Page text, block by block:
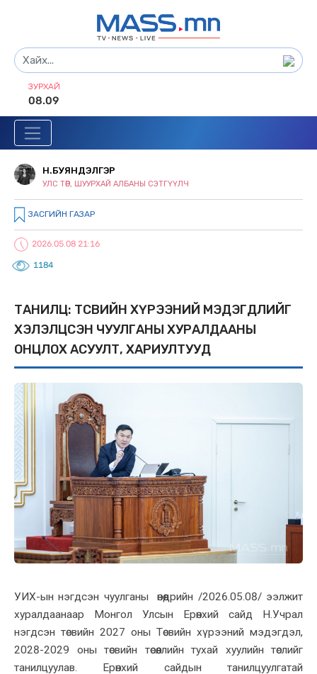
ЗУРХАЙ
08.09
Н.БУЯНДЭЛГЭР
УЛС ТӨР, ШУУРХАЙ АЛБАНЫ СЭТГҮҮЛЧ
ЗАСГИЙН ГАЗАР
2026.05.08 21:16
1184
ТАНИЛЦ: ТӨСВИЙН ХҮРЭЭНИЙ МЭДЭГДЛИЙГ
ХЭЛЭЛЦСЭН ЧУУЛГАНЫ ХУРАЛДААНЫ
ОНЦЛОХ АСУУЛТ, ХАРИУЛТУУД
УИХ-ын нэгдсэн чуулганы өнөөдрийн /2026.05.08/ ээлжит
хуралдаанаар Монгол Улсын Ерөнхий сайд Н.Учрал
нэгдсэн төсвийн 2027 оны Төсвийн хүрээний мэдэгдэл,
2028-2029 оны төсвийн төсөөллийн тухай хуулийн төслийг
танилцуулав.
Ерөнхий сайдын танилцуулгатай